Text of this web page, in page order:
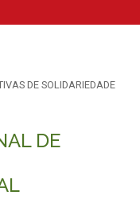
DE SOLIDARIEDADE
DE